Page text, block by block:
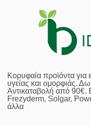
Κορυφαία προϊόντα για
υγείας και ομορφιάς.
Αντικαταβολή από
Frezyderm, Solgar,
άλλα